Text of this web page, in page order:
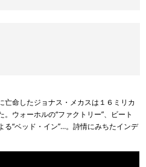
亡命したジョナス・メカスは１６ミリカ
ウォーホルの“ファクトリー”、ビート
る“ベッド・イン”…。詩情にみちたインデ